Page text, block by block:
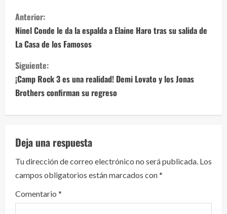
S
i
g
u
e
l
e
y
e
n
Anterior:
Ninel Conde le da la espalda a Elaine Haro tras su salida de
La Casa de los Famosos
Siguiente:
¡Camp Rock 3 es una realidad! Demi Lovato y los Jonas
Brothers confirman su regreso
Deja una respuesta
Tu dirección de correo electrónico no será publicada. Los
campos obligatorios están marcados con*
Comentario *